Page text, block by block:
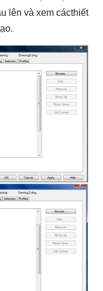
lên và xem cácthiết